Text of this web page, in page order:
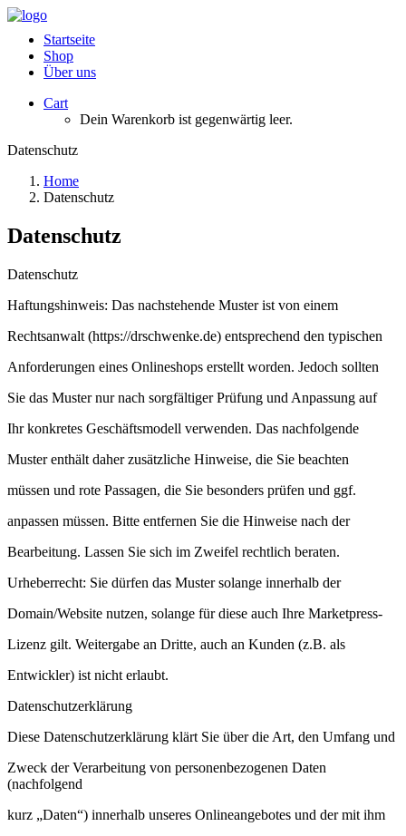
Startseite
Shop
Über uns
Cart
Dein Warenkorb ist gegenwärtig leer.
Datenschutz
Home
Datenschutz
Datenschutz
Datenschutz
Haftungshinweis: Das nachstehende Muster ist von einem
Rechtsanwalt (https://drschwenke.de) entsprechend den typischen
Anforderungen eines Onlineshops erstellt worden. Jedoch sollten
Sie das Muster nur nach sorgfältiger Prüfung und Anpassung auf
Ihr konkretes Geschäftsmodell verwenden. Das nachfolgende
Muster enthält daher zusätzliche Hinweise, die Sie beachten
müssen und rote Passagen, die Sie besonders prüfen und ggf.
anpassen müssen. Bitte entfernen Sie die Hinweise nach der
Bearbeitung. Lassen Sie sich im Zweifel rechtlich beraten.
Urheberrecht: Sie dürfen das Muster solange innerhalb der
Domain/Website nutzen, solange für diese auch Ihre Marketpress-
Lizenz gilt. Weitergabe an Dritte, auch an Kunden (z.B. als
Entwickler) ist nicht erlaubt.
Datenschutzerklärung
Diese Datenschutzerklärung klärt Sie über die Art, den Umfang und
Zweck der Verarbeitung von personenbezogenen Daten
(nachfolgend
kurz „Daten“) innerhalb unseres Onlineangebotes und der mit ihm